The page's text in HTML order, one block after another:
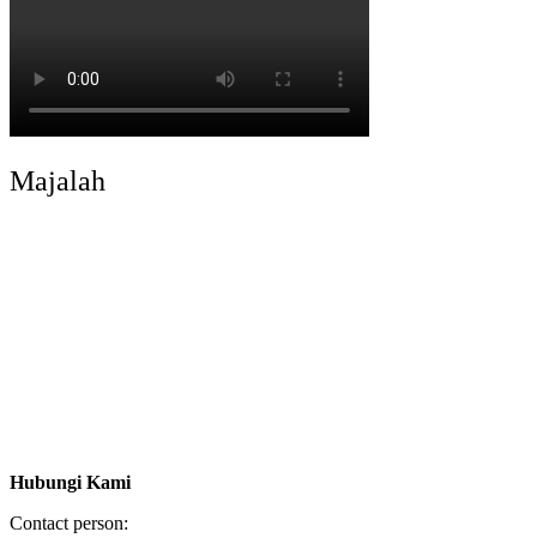
Majalah
Hubungi Kami
Contact person: